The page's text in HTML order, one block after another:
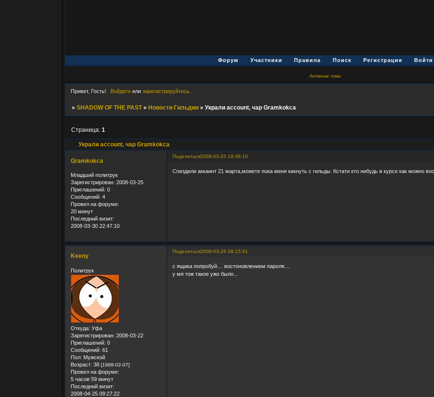
Форум Участники Правила Поиск Регистрация Войти
Активные темы
Привет, Гость! Войдитеили зарегистрируйтесь.
» SHADOW OF THE PAST » Новости Гильдии » Украли account, чар Gramkokca
Украли account, чар Gramkokca
Страница: 1
Поделиться2008-03-25 19:36:10
Gramkokca
Младший политрук
Зарегистрирован: 2008-03-25
Приглашений: 0
Сообщений: 4
Провел на форуме:
20 минут
Последний визит:
2008-03-30 22:47:10
Спиздили аккаинт 21 марта,можете пока меня кикнуть с гильды. Кстати кто нибудь в курсе как можно
Поделиться2008-03-26 08:15:41
Keeny
Политрук
Откуда: Уфа
Зарегистрирован: 2008-03-22
Приглашений: 0
Сообщений: 61
Пол: Мужской
Возраст: 38[1988-02-07]
Провел на форуме:
5 часов 59 минут
Последний визит:
2008-04-25 09:27:22
с ящика попробуй.... востоновлением пароля....
у мя тож такое ужо было...